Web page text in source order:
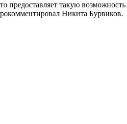
предоставляет такую
Никита Бурвиков.